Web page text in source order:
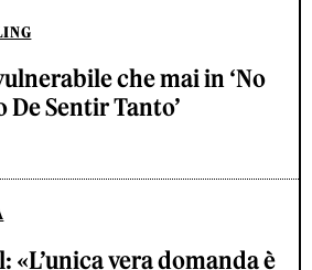
che mai in ‘No
Sentir Tanto’
«L’unica vera domanda è